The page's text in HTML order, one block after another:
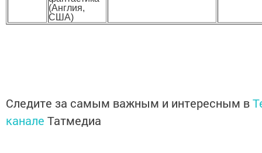
(Англия,
США)
Следите за самым важным и интересным в
канале Татмедиа